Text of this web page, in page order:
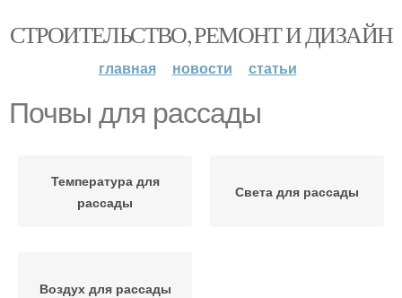
СТРОИТЕЛЬСТВО, РЕМОНТ И ДИЗАЙН
главная новости статьи
Почвы для рассады
Температура для
рассады
Света для рассады
Воздух для рассады